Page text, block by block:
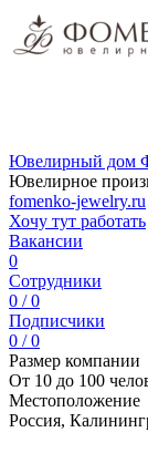
Ювелирный дом
Ювелирное
fomenko-jewelry.ru
Хочу тут работать
Вакансии
0
Сотрудники
0 / 0
Подписчики
0 / 0
Размер компании
От 10 до 100
Местоположение
Россия,